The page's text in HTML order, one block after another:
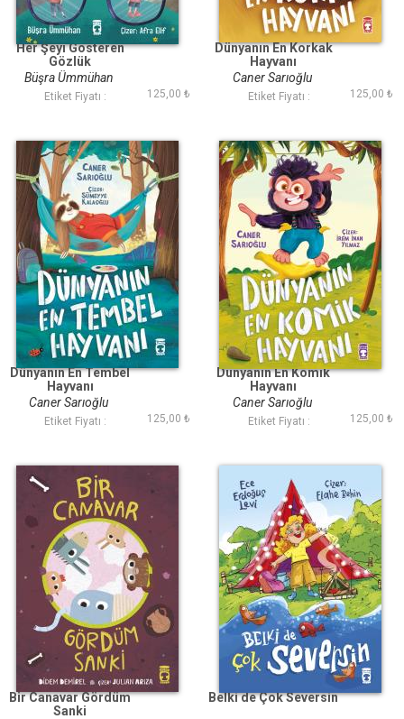
Her Şeyi Gösteren
Gözlük
Büşra Ümmühan
Etiket Fiyatı : 125,00 ₺
Dünyanın En Korkak
Hayvanı
Caner Sarıoğlu
Etiket Fiyatı : 125,00 ₺
Dünyanın En Tembel
Hayvanı
Caner Sarıoğlu
Etiket Fiyatı : 125,00 ₺
Dünyanın En Komik
Hayvanı
Caner Sarıoğlu
Etiket Fiyatı : 125,00 ₺
Bir Canavar Gördüm
Sanki
Belki de Çok Seversin